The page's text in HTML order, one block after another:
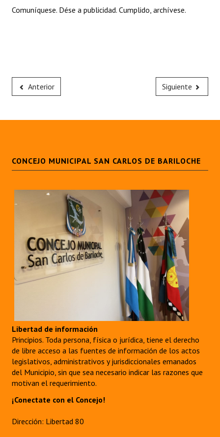
Comuníquese. Dése a publicidad. Cumplido, archívese.
Anterior Siguiente
CONCEJO MUNICIPAL SAN CARLOS DE BARILOCHE
Libertad de información
Principios. Toda persona, física o jurídica, tiene el derecho
de libre acceso a las fuentes de información de los actos
legislativos, administrativos y jurisdiccionales emanados
del Municipio, sin que sea necesario indicar las razones que
motivan el requerimiento.
¡Conectate con el Concejo!
Dirección: Libertad 80